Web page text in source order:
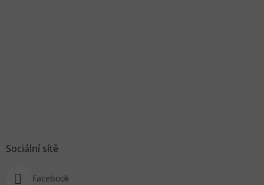
Sociální sítě
Facebook